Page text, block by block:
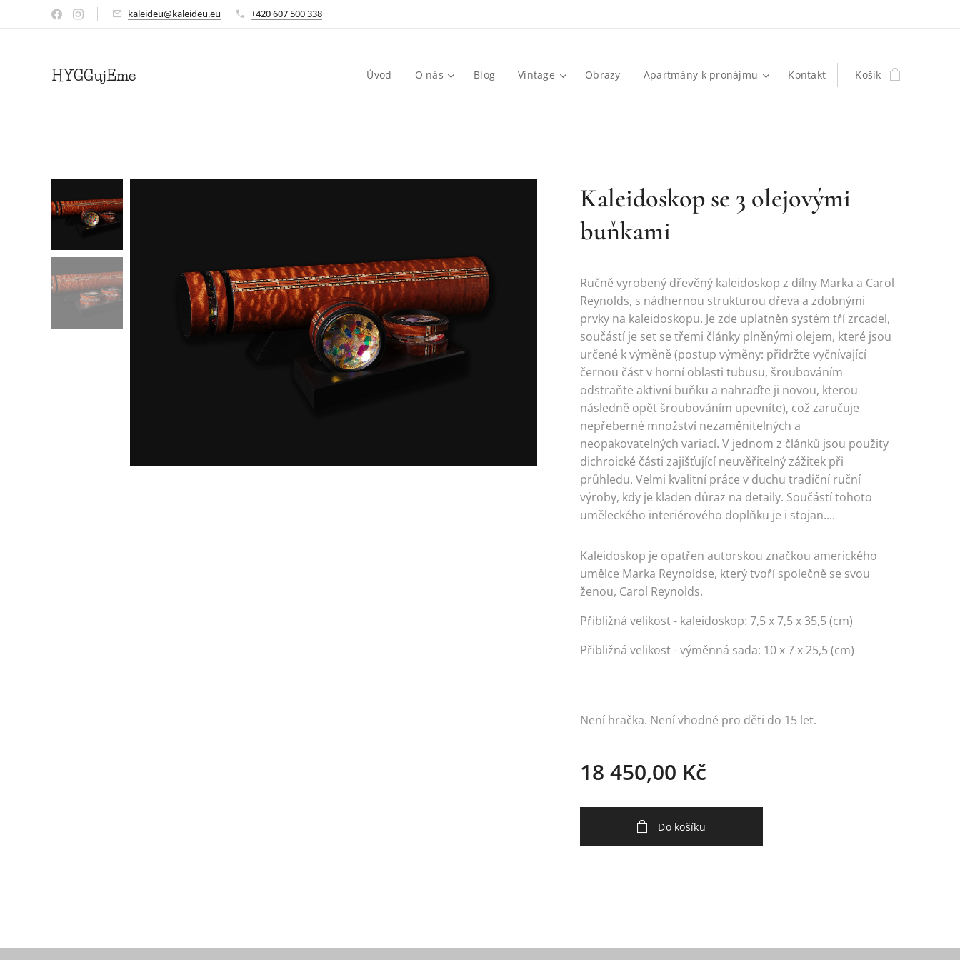
kaleideu@kaleideu.eu +420 607 500 338
HYGGujEme Úvod O nás Blog Vintage Obrazy Apartmány k pronájmu Kontakt Košík
Kaleidoskop se 3 olejovými
buňkami
Ručně vyrobený dřevěný kaleidoskop z dílny Marka a Carol
Reynolds, s nádhernou strukturou dřeva a zdobnými
prvky na kaleidoskopu. Je zde uplatněn systém tří zrcadel,
součástí je set se třemi články plněnými olejem, které jsou
určené k výměně (postup výměny: přidržte vyčnívající
černou část v horní oblasti tubusu, šroubováním
odstraňte aktivní buňku a nahraďte ji novou, kterou
následně opět šroubováním upevníte), což zaručuje
nepřeberné množství nezaměnitelných a
neopakovatelných variací. V jednom z článků jsou použity
dichroické části zajišťující neuvěřitelný zážitek při
průhledu. Velmi kvalitní práce v duchu tradiční ruční
výroby, kdy je kladen důraz na detaily. Součástí tohoto
uměleckého interiérového doplňku je i stojan....
Kaleidoskop je opatřen autorskou značkou amerického
umělce Marka Reynoldse, který tvoří společně se svou
ženou, Carol Reynolds.
Přibližná velikost - kaleidoskop: 7,5 x 7,5 x 35,5 (cm)
Přibližná velikost - výměnná sada: 10 x 7 x 25,5 (cm)
Není hračka. Není vhodné pro děti do 15 let.
18 450,00 Kč
Do košíku